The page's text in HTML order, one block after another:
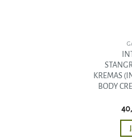
KREMAS
BODY